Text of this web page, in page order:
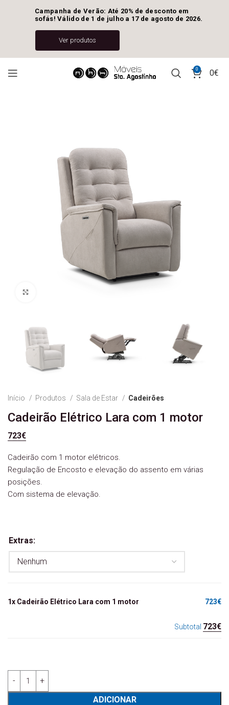
0 0€
Início Produtos Sala de Estar Cadeirões
Cadeirão Elétrico Lara com 1 motor
723€
Cadeirão com 1 motor elétricos.
Regulação de Encosto e elevação do assento em várias
posições.
Com sistema de elevação.
Extras:
1x Cadeirão Elétrico Lara com 1 motor 723€
Subtotal 723€
ADICIONAR
Campanha de Verão: Até 20% de desconto em
sofás! Válido de 1 de julho a 17 de agosto de 2026.
Ver produtos